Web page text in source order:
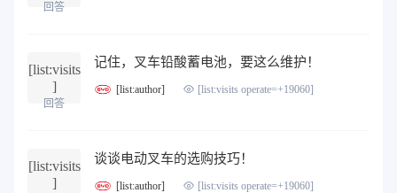
回答
[list:visits
]
回答
记住，叉车铅酸蓄电池，要这么维护！
[list:author] [list:visits operate=+19060]
[list:visits
]
谈谈电动叉车的选购技巧！
[list:author] [list:visits operate=+19060]